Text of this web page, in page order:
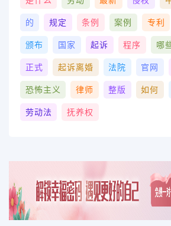
的 规定 条例 案例 专利
颁布 国家 起诉 程序 哪
正式 起诉离婚 法院 官网
恐怖主义 律师 整版 如何
劳动法 抚养权